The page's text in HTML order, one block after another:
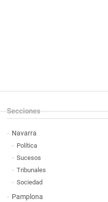
Secciones
Navarra
Política
Sucesos
Tribunales
Sociedad
Pamplona